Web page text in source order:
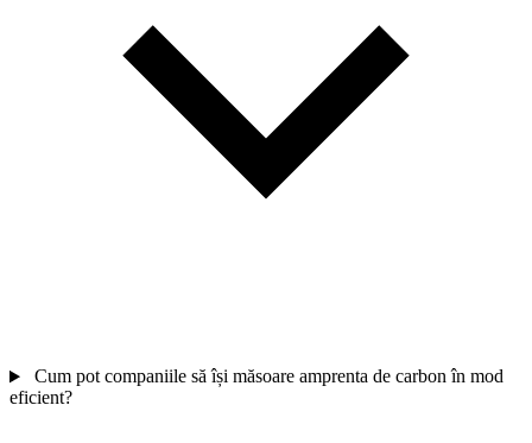
Cum pot companiile să își măsoare amprenta de carbon în mod
eficient?